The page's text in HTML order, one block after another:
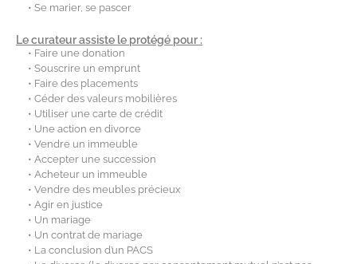
• Se marier, se pascer
Le curateur assiste le protégé pour :
• Faire une donation
• Souscrire un emprunt
• Faire des placements
• Céder des valeurs mobilières
• Utiliser une carte de crédit
• Une action en divorce
• Vendre un immeuble
• Accepter une succession
• Acheteur un immeuble
• Vendre des meubles précieux
• Agir en justice
• Un mariage
• Un contrat de mariage
• La conclusion d’un PACS